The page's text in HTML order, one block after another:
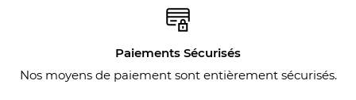
Nous expédions nos
sont entièrement sécurisés.